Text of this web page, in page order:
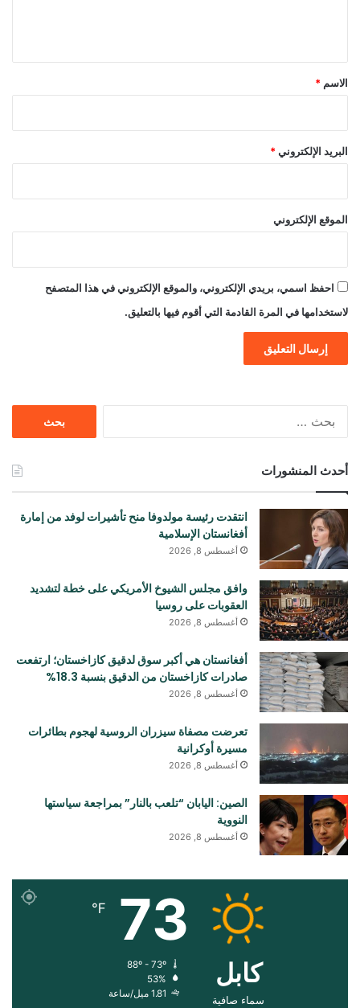
*
الاسم *
البريد الإلكتروني *
الموقع الإلكتروني
احفظ اسمي، بريدي الإلكتروني، والموقع الإلكتروني في هذا المتصفح
لاستخدامها في المرة القادمة التي أقوم فيها بالتعليق.
أحدث المنشورات
انتقدت رئيسة مولدوفا منح تأشيرات لوفد من إمارة
أفغانستان الإسلامية
أغسطس 8, 2026
وافق مجلس الشيوخ الأمريكي على خطة لتشديد
العقوبات على روسيا
أغسطس 8, 2026
أفغانستان هي أكبر سوق لدقيق كازاخستان؛ ارتفعت
صادرات كازاخستان من الدقيق بنسبة 18.3%
أغسطس 8, 2026
تعرضت مصفاة سيزران الروسية لهجوم بطائرات
مسيرة أوكرانية
أغسطس 8, 2026
الصين: اليابان “تلعب بالنار” بمراجعة سياستها
النووية
أغسطس 8, 2026
کابل
سماء صافية
73
℉
53%
1.81 ميل/ساعة